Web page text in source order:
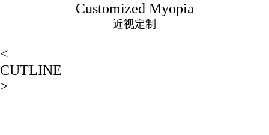
Customized Myopia
近视定制
<
CUTLINE
>